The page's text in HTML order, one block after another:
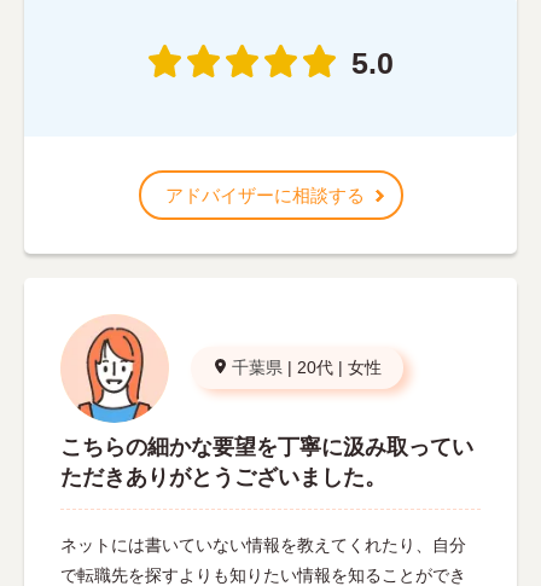
5.0
アドバイザーに相談する
千葉県 | 20代 | 女性
こちらの細かな要望を丁寧に汲み取ってい
ただきありがとうございました。
ネットには書いていない情報を教えてくれたり、自分
で転職先を探すよりも知りたい情報を知ることができ